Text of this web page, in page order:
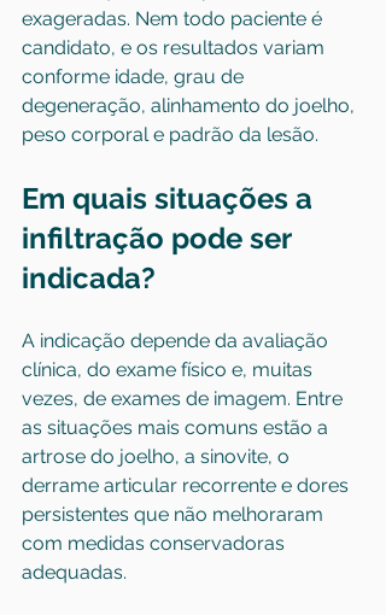
exageradas. Nem todo paciente é
candidato, e os resultados variam
conforme idade, grau de
degeneração, alinhamento do joelho,
peso corporal e padrão da lesão.
Em quais situações a
infiltração pode ser
indicada?
A indicação depende da avaliação
clínica, do exame físico e, muitas
vezes, de exames de imagem. Entre
as situações mais comuns estão a
artrose do joelho, a sinovite, o
derrame articular recorrente e dores
persistentes que não melhoraram
com medidas conservadoras
adequadas.